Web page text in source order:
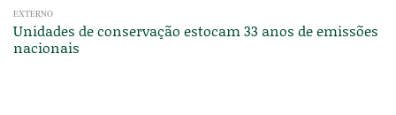
EXTERNO
Unidades de conservação estocam 33 anos de emissões
nacionais